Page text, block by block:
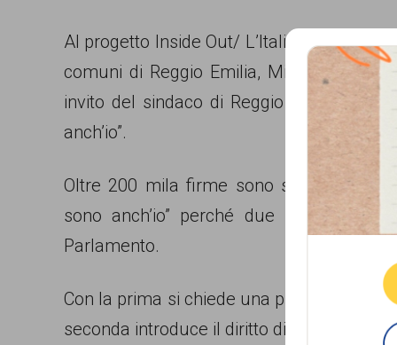
tutti.
Al progetto Inside Out/ L’Italia sono
comuni di Reggio Emilia, Milano,
invito del sindaco di Reggio Emilia
anch’io”.
Oltre 200 mila firme sono state raccolte
sono anch’io” perché due proposte di
Parlamento.
Con la prima si chiede una profonda
seconda introduce il diritto di voto alle